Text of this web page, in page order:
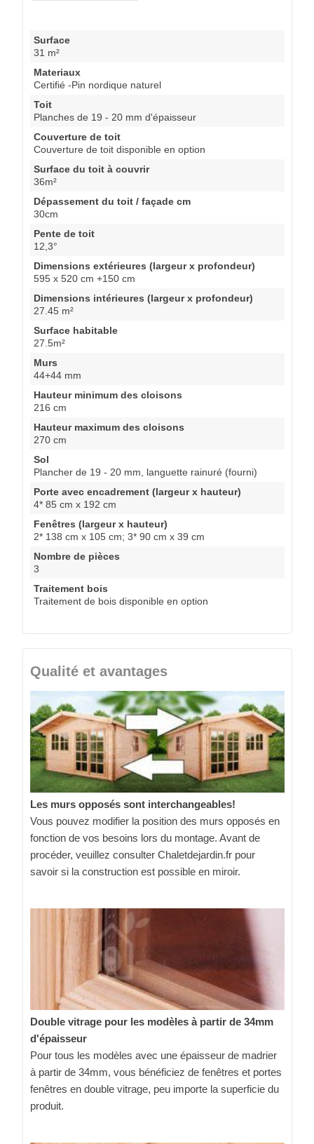
Surface
31 m²
Materiaux
Certifié -Pin nordique naturel
Toit
Planches de 19 - 20 mm d'épaisseur
Couverture de toit
Couverture de toit disponible en option
Surface du toit à couvrir
36m²
Dépassement du toit / façade cm
30cm
Pente de toit
12,3°
Dimensions extérieures (largeur x profondeur)
595 x 520 cm +150 cm
Dimensions intérieures (largeur x profondeur)
27.45 m²
Surface habitable
27.5m²
Murs
44+44 mm
Hauteur minimum des cloisons
216 cm
Hauteur maximum des cloisons
270 cm
Sol
Plancher de 19 - 20 mm, languette rainuré (fourni)
Porte avec encadrement (largeur x hauteur)
4* 85 cm x 192 cm
Fenêtres (largeur x hauteur)
2* 138 cm x 105 cm; 3* 90 cm x 39 cm
Nombre de pièces
3
Traitement bois
Traitement de bois disponible en option
Qualité et avantages
Les murs opposés sont interchangeables!
Vous pouvez modifier la position des murs opposés en
fonction de vos besoins lors du montage. Avant de
procéder, veuillez consulter Chaletdejardin.fr pour
savoir si la construction est possible en miroir.
Double vitrage pour les modèles à partir de 34mm
d'épaisseur
Pour tous les modèles avec une épaisseur de madrier
à partir de 34mm, vous bénéficiez de fenêtres et portes
fenêtres en double vitrage, peu importe la superficie du
produit.